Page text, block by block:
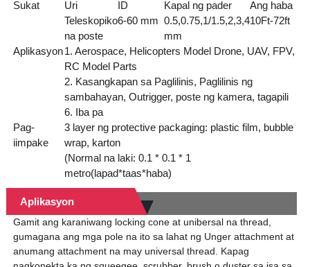
Sukat Uri ID Kapal ng pader
Ang haba
Teleskopiko
na poste
6-60 mm 0.5,0.75,1/1.5,2,3,4
mm
10Ft-72ft
Aplikasyon1. Aerospace, Helicopters Model Drone, UAV, FPV,
RC Model Parts
2. Kasangkapan sa Paglilinis, Paglilinis ng
sambahayan, Outrigger, poste ng kamera, tagapili
6. Iba pa
Pag-
iimpake
3 layer ng protective packaging: plastic film, bubble
wrap, karton
(Normal na laki: 0.1 * 0.1 * 1
metro(lapad*taas*haba)
Aplikasyon
Gamit ang karaniwang locking cone at unibersal na thread,
gumagana ang mga pole na ito sa lahat ng Unger attachment at
anumang attachment na may universal thread. Kapag